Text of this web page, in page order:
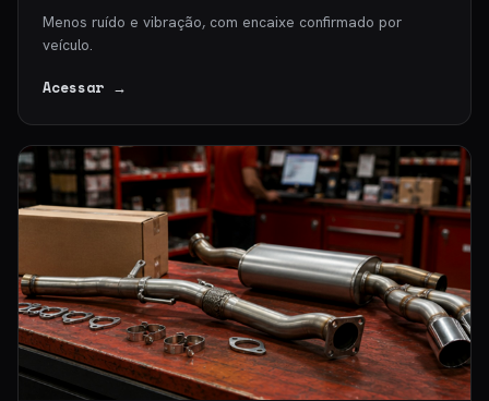
Menos ruído e vibração, com encaixe confirmado por
veículo.
Acessar →